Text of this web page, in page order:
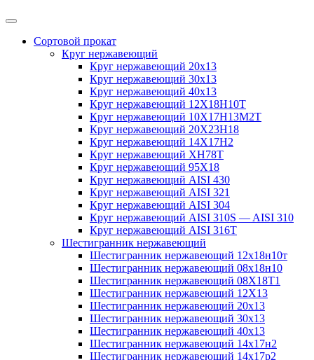
Сортовой прокат
Круг нержавеющий
Круг нержавеющий 20х13
Круг нержавеющий 30х13
Круг нержавеющий 40х13
Круг нержавеющий 12Х18Н10Т
Круг нержавеющий 10Х17Н13М2T
Круг нержавеющий 20Х23Н18
Круг нержавеющий 14Х17Н2
Круг нержавеющий ХН78Т
Круг нержавеющий 95Х18
Круг нержавеющий AISI 430
Круг нержавеющий AISI 321
Круг нержавеющий AISI 304
Круг нержавеющий AISI 310S — AISI 310
Круг нержавеющий AISI 316T
Шестигранник нержавеющий
Шестигранник нержавеющий 12х18н10т
Шестигранник нержавеющий 08х18н10
Шестигранник нержавеющий 08Х18Т1
Шестигранник нержавеющий 12Х13
Шестигранник нержавеющий 20х13
Шестигранник нержавеющий 30х13
Шестигранник нержавеющий 40х13
Шестигранник нержавеющий 14х17н2
Шестигранник нержавеющий 14х17р2